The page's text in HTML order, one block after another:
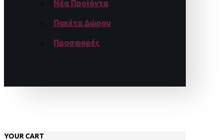
Νέα Προϊόντα
Πακέτα Δώρου
Προσφορές
YOUR CART